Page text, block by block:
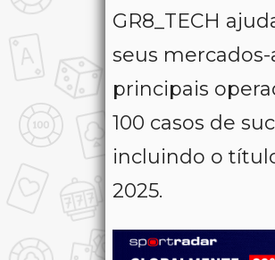
GR8_TECH
seus
principais
100 casos de
incluindo o
2025.